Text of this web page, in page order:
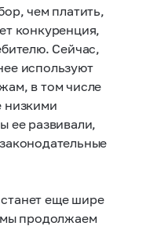
чем платить,
конкуренция,
Сейчас,
используют
в том числе
низкими
ее развивали,
еще шире
мы продолжаем